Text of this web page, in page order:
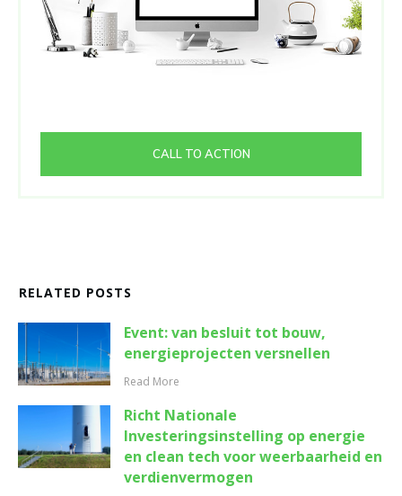
CALL TO ACTION
RELATED POSTS
Event: van besluit tot bouw,
energieprojecten versnellen
Read More
Richt Nationale
Investeringsinstelling op energie
en clean tech voor weerbaarheid en
verdienvermogen